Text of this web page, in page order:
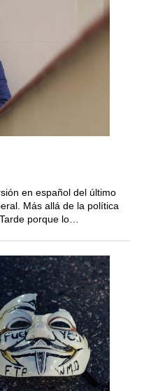
en español del último
Más allá de la política
porque lo…